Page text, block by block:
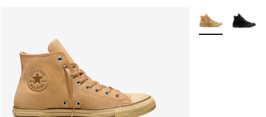
Plus de couleurs